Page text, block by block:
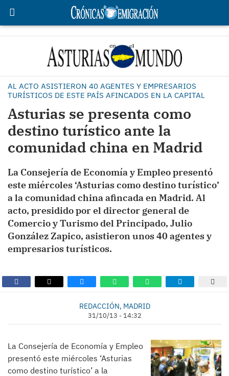
AL ACTO ASISTIERON 40 AGENTES Y EMPRESARIOS
TURÍSTICOS DE ESTE PAÍS AFINCADOS EN LA CAPITAL
Asturias se presenta como
destino turístico ante la
comunidad china en Madrid
La Consejería de Economía y Empleo presentó
este miércoles ‘Asturias como destino turístico’
a la comunidad china afincada en Madrid. Al
acto, presidido por el director general de
Comercio y Turismo del Principado, Julio
González Zapico, asistieron unos 40 agentes y
empresarios turísticos.
REDACCIÓN, MADRID
31/10/13 - 14:32
La Consejería de Economía y Empleo
presentó este miércoles ‘Asturias
como destino turístico’ a la